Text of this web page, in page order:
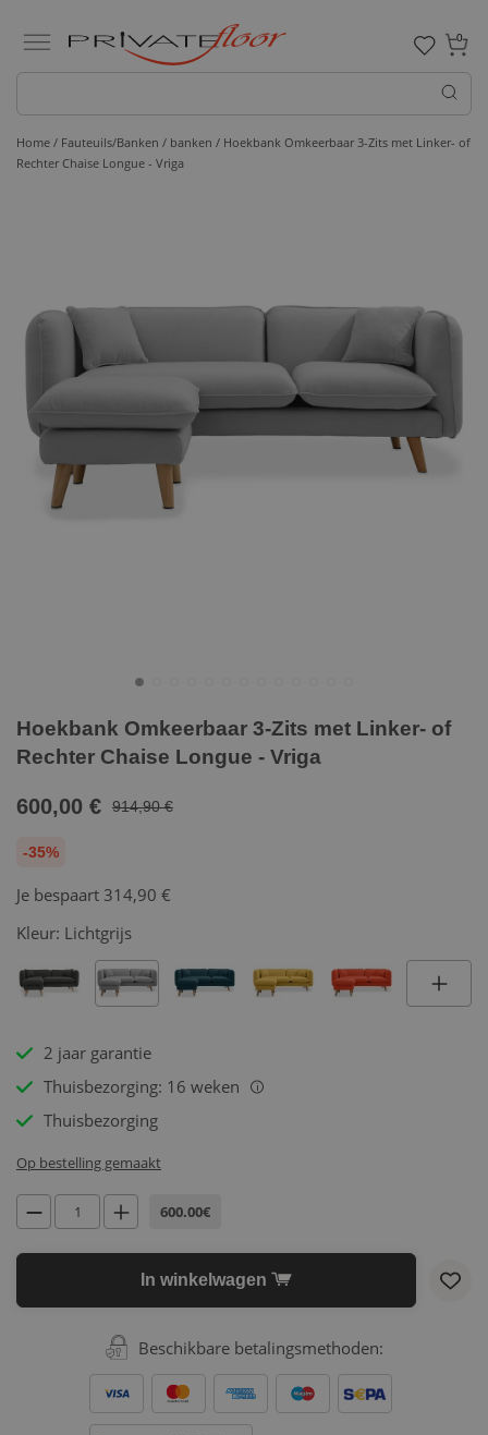
0
Home / Fauteuils/Banken / banken / Hoekbank Omkeerbaar 3-Zits met Linker- of
Rechter Chaise Longue - Vriga
Hoekbank Omkeerbaar 3-Zits met Linker- of
Rechter Chaise Longue - Vriga
600,00 € 914,90 €
-35%
Je bespaart 314,90 €
Kleur: Lichtgrijs
2 jaar garantie
Thuisbezorging: 16 weken
i
Thuisbezorging
Op bestelling gemaakt
600.00€
In winkelwagen
Beschikbare betalingsmethoden: